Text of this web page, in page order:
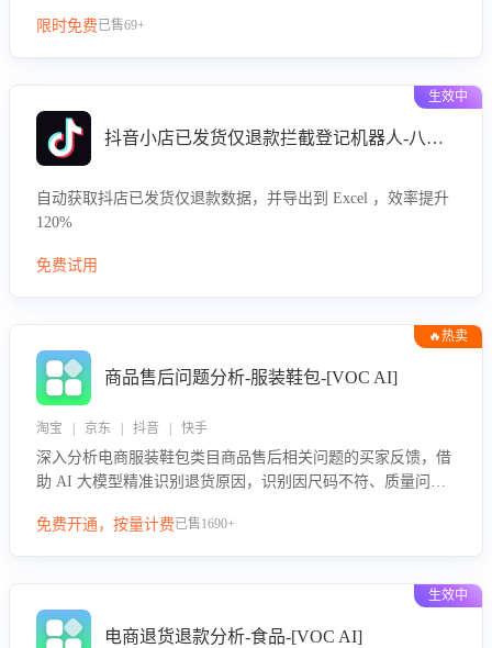
限时免费已售69+
生效中
抖音小店已发货仅退款拦截登记机器人-八爪鱼
自动获取抖店已发货仅退款数据，并导出到 Excel ，效率提升
120%
免费试用
🔥热卖
商品售后问题分析-服装鞋包-[VOC AI]
淘宝 | 京东 | 抖音 | 快手
深入分析电商服装鞋包类目商品售后相关问题的买家反馈，借
助 AI 大模型精准识别退货原因，识别因尺码不符、质量问题
商家优化产品或服务，实现销售额的显著提升。
免费开通，按量计费已售1690+
生效中
电商退货退款分析-食品-[VOC AI]